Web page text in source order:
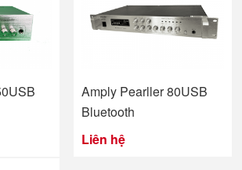
Amply Pearller 80USB
Bluetooth
Liên hệ